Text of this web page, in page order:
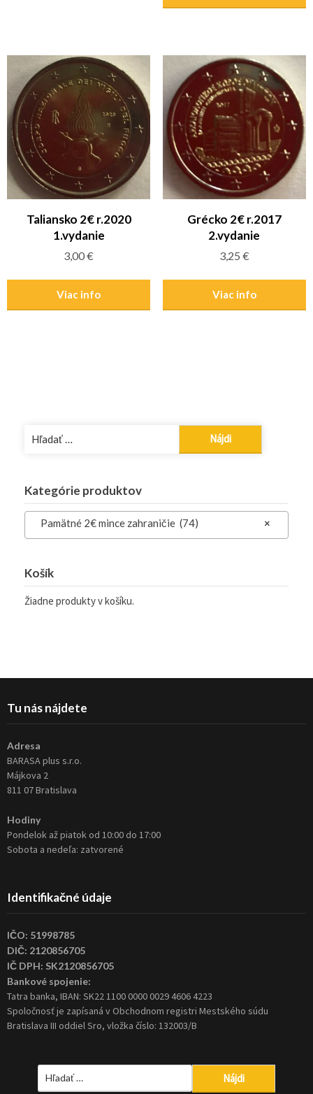
Taliansko 2€ r.2020
1.vydanie
3,00€
Viac info
Grécko 2€ r.2017
2.vydanie
3,25 €
Viac info
Kategórie produktov
×
Pamätné 2€ mince zahraničie (74)
Košík
Žiadne produkty v košíku.
Tu nás nájdete
Adresa
BARASA plus s.r.o.
Májkova 2
811 07 Bratislava
Hodiny
Pondelok až piatok od 10:00 do 17:00
Sobota a nedeľa: zatvorené
Identifikačné údaje
IČO: 51998785
DIČ: 2120856705
IČ DPH: SK2120856705
Bankové spojenie:
Tatra banka, IBAN: SK22 1100 0000 0029 4606 4223
Spoločnosť je zapísaná v Obchodnom registri Mestského súdu
Bratislava III oddiel Sro, vložka číslo: 132003/B